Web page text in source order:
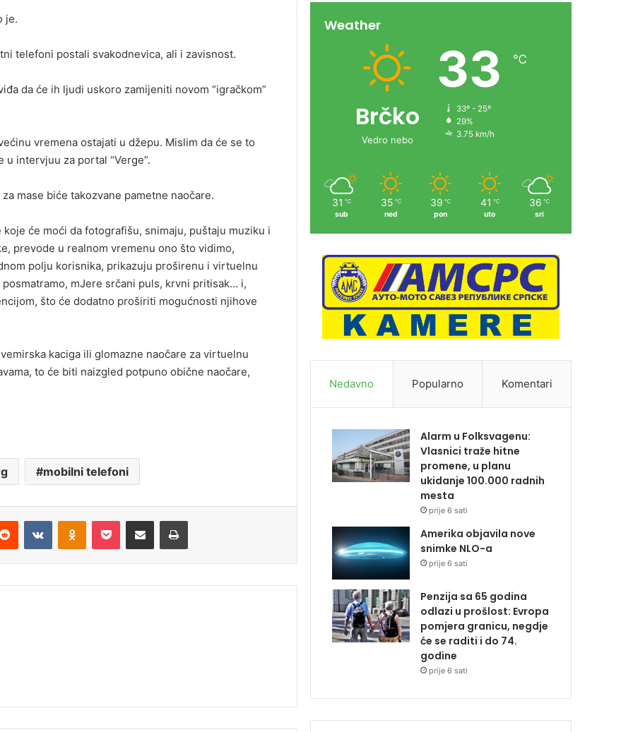
je.
telefoni postali svakodnevica, ali i zavisnost.
da će ih ljudi uskoro zamijeniti novom “igračkom”
vremena ostajati u džepu. Mislim da će se to
intervjuu za portal “Verge”.
mase biće takozvane pametne naočare.
će moći da fotografišu, snimaju, puštaju muziku i
prevode u realnom vremenu ono što vidimo,
polju korisnika, prikazuju proširenu i virtuelnu
mJere srčani puls, krvni pritisak… i,
što će dodatno proširiti mogućnosti njihove
kaciga ili glomazne naočare za virtuelnu
to će biti naizgled potpuno obične naočare,
mobilni telefoni
Weather
Brčko
Vedro nebo
33 ℃
33º - 25º
29%
3.75 km/h
31 ℃
sub
35 ℃
ned
39 ℃
pon
41 ℃
uto
36 ℃
sri
Nedavno Popularno Komentari
Alarm u Folksvagenu:
Vlasnici traže hitne
promene, u planu
ukidanje 100.000 radnih
mesta
prije 6 sati
Amerika objavila nove
snimke NLO-a
prije 6 sati
Penzija sa 65 godina
odlazi u prošlost: Evropa
pomjera granicu, negdje
će se raditi i do 74.
godine
prije 6 sati